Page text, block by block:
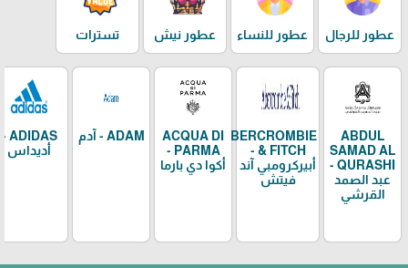
عطور للرجال عطور للنساء عطور نيش تسترات
ABDUL
SAMAD AL
QURASHI -
عبد الصمد
القرشي
ABERCROMBIE
& FITCH -
أبيركرومبي آند
فيتش
ACQUA DI
PARMA -
أكوا دي بارما
ADAM - آدم
ADIDAS -
أديداس